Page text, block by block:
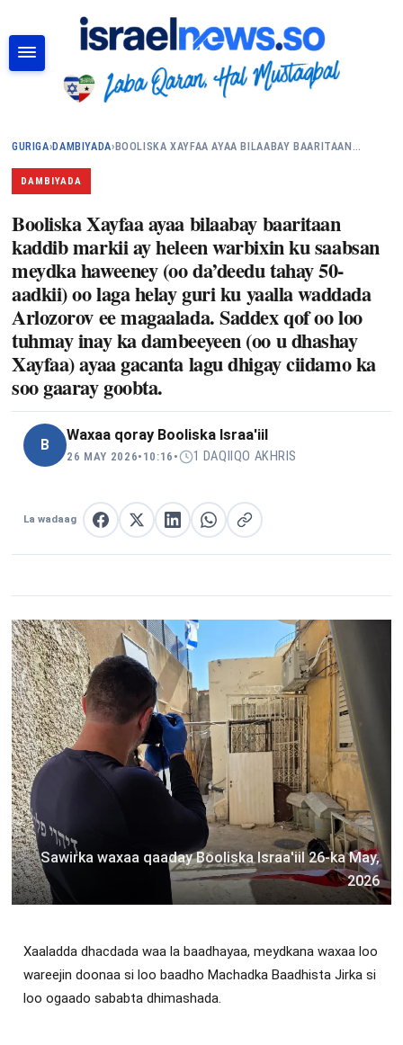
GURIGA›DAMBIYADA› BOOLISKA XAYFAA AYAA BILAABAY BAARITAAN…
DAMBIYADA
Booliska Xayfaa ayaa bilaabay baaritaan
kaddib markii ay heleen warbixin ku saabsan
meydka haweeney (oo da’deedu tahay 50-
aadkii) oo laga helay guri ku yaalla waddada
Arlozorov ee magaalada. Saddex qof oo loo
tuhmay inay ka dambeeyeen (oo u dhashay
Xayfaa) ayaa gacanta lagu dhigay ciidamo ka
soo gaaray goobta.
B
Waxaa qoray Booliska Israa'iil
26 MAY 2026• 10:16 • 1 DAQIIQO AKHRIS
La wadaag La wadaag Facebook
La wadaag XLa wadaag LinkedIn
La wadaag WhatsApp
Nuqul link
Sawirka waxaa qaaday Booliska Israa'iil 26-ka May,
2026
Xaaladda dhacdada waa la baadhayaa, meydkana waxaa loo
wareejin doonaa si loo baadho Machadka Baadhista Jirka si
loo ogaado sababta dhimashada.